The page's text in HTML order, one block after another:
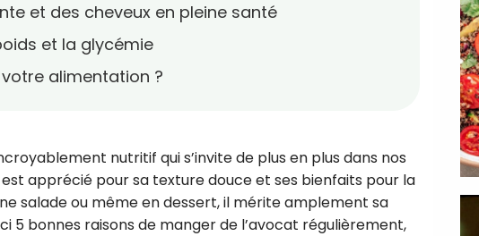
et des cheveux en pleine santé
et la glycémie
alimentation ?
nutritif qui s’invite de plus en plus dans nos
apprécié pour sa texture douce et ses bienfaits pour la
salade ou même en dessert, il mérite amplement sa
5 bonnes raisons de manger de l’avocat régulièrement,